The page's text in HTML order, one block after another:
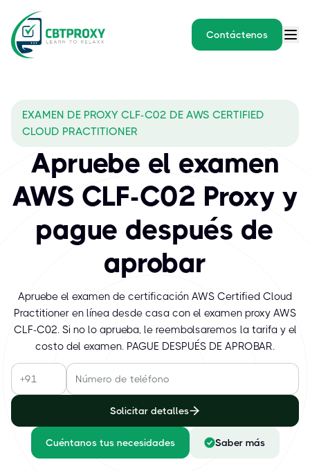
Contáctenos
EXAMEN DE PROXY CLF-C02 DE AWS CERTIFIED
CLOUD PRACTITIONER
Apruebe el examen
AWS CLF-C02 Proxy y
pague después de
aprobar
Apruebe el examen de certificación AWS Certified Cloud
Practitioner en línea desde casa con el examen proxy AWS
CLF-C02. Si no lo aprueba, le reembolsaremos la tarifa y el
costo del examen. PAGUE DESPUÉS DE APROBAR.
Solicitar detalles
Cuéntanos tus necesidades Saber más